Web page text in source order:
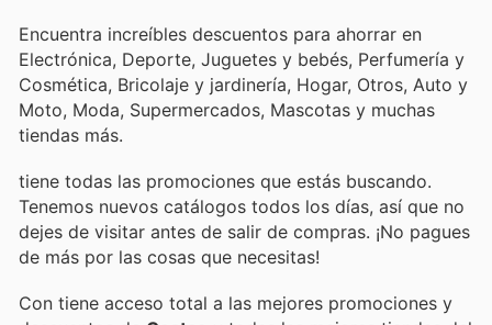
Encuentra increíbles descuentos para ahorrar en
Electrónica, Deporte, Juguetes y bebés, Perfumería y
Cosmética, Bricolaje y jardinería, Hogar, Otros, Auto y
Moto, Moda, Supermercados, Mascotas y muchas
tiendas más.
tiene todas las promociones que estás buscando.
Tenemos nuevos catálogos todos los días, así que no
dejes de visitar antes de salir de compras. ¡No pagues
de más por las cosas que necesitas!
Con tiene acceso total a las mejores promociones y